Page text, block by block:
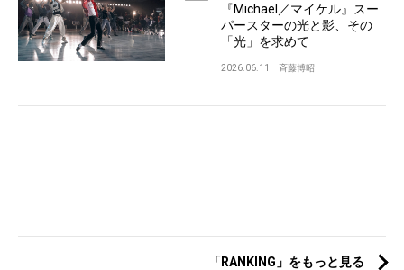
『Michael／マイケル』スー
パースターの光と影、その
「光」を求めて
2026.06.11 斉藤博昭
「RANKING」をもっと見る